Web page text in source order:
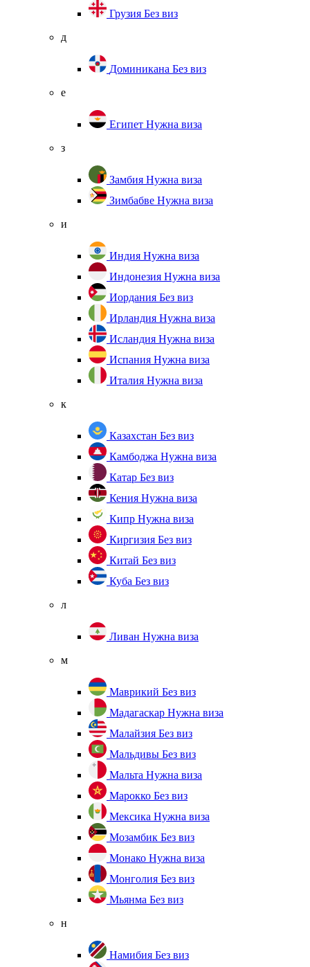
Грузия Без виз
д
Доминикана Без виз
е
Египет Нужна виза
з
Замбия Нужна виза
Зимбабве Нужна виза
и
Индия Нужна виза
Индонезия Нужна виза
Иордания Без виз
Ирландия Нужна виза
Исландия Нужна виза
Испания Нужна виза
Италия Нужна виза
к
Казахстан Без виз
Камбоджа Нужна виза
Катар Без виз
Кения Нужна виза
Кипр Нужна виза
Киргизия Без виз
Китай Без виз
Куба Без виз
л
Ливан Нужна виза
м
Маврикий Без виз
Мадагаскар Нужна виза
Малайзия Без виз
Мальдивы Без виз
Мальта Нужна виза
Марокко Без виз
Мексика Нужна виза
Мозамбик Без виз
Монако Нужна виза
Монголия Без виз
Мьянма Без виз
н
Намибия Без виз